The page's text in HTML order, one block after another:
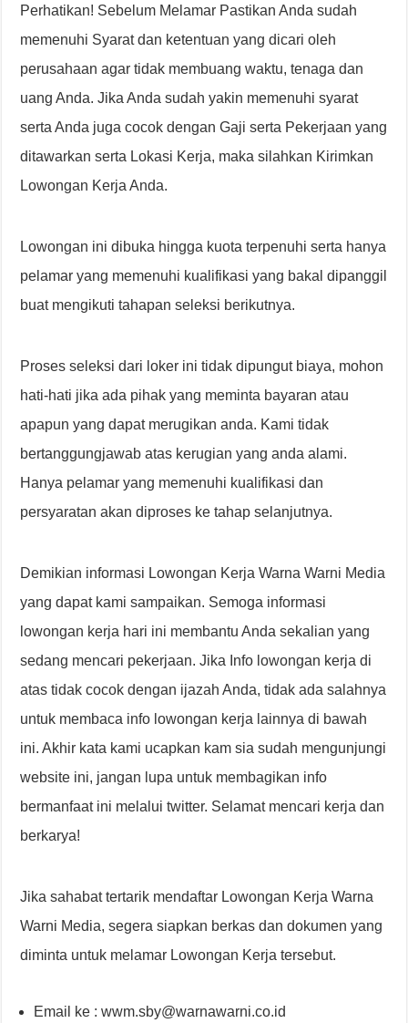
Perhatikan! Sebelum Melamar Pastikan Anda sudah
memenuhi Syarat dan ketentuan yang dicari oleh
perusahaan agar tidak membuang waktu, tenaga dan
uang Anda. Jika Anda sudah yakin memenuhi syarat
serta Anda juga cocok dengan Gaji serta Pekerjaan yang
ditawarkan serta Lokasi Kerja, maka silahkan Kirimkan
Lowongan Kerja Anda.
Lowongan ini dibuka hingga kuota terpenuhi serta hanya
pelamar yang memenuhi kualifikasi yang bakal dipanggil
buat mengikuti tahapan seleksi berikutnya.
Proses seleksi dari loker ini tidak dipungut biaya, mohon
hati-hati jika ada pihak yang meminta bayaran atau
apapun yang dapat merugikan anda. Kami tidak
bertanggungjawab atas kerugian yang anda alami.
Hanya pelamar yang memenuhi kualifikasi dan
persyaratan akan diproses ke tahap selanjutnya.
Demikian informasi Lowongan Kerja Warna Warni Media
yang dapat kami sampaikan. Semoga informasi
lowongan kerja hari ini membantu Anda sekalian yang
sedang mencari pekerjaan. Jika Info lowongan kerja di
atas tidak cocok dengan ijazah Anda, tidak ada salahnya
untuk membaca info lowongan kerja lainnya di bawah
ini. Akhir kata kami ucapkan kam sia sudah mengunjungi
website ini, jangan lupa untuk membagikan info
bermanfaat ini melalui twitter. Selamat mencari kerja dan
berkarya!
Jika sahabat tertarik mendaftar Lowongan Kerja Warna
Warni Media, segera siapkan berkas dan dokumen yang
diminta untuk melamar Lowongan Kerja tersebut.
Email ke : wwm.sby@warnawarni.co.id